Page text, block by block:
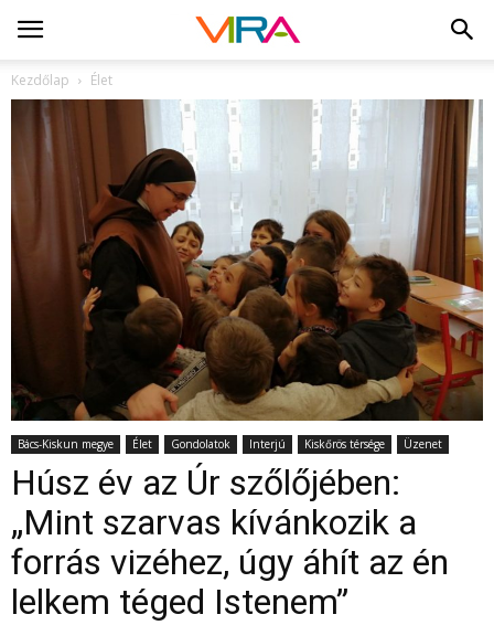
Kezdőlap Élet
Bács-Kiskun megye Élet Gondolatok Interjú Kiskőrös térsége Üzenet
Húsz év az Úr szőlőjében:
„Mint szarvas kívánkozik a
forrás vizéhez, úgy áhít az én
lelkem téged Istenem”